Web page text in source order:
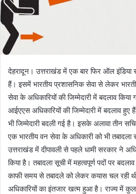
देहरादून। उत्तराखंड में एक बार फिर ऑल
हैं। इसमें भारतीय प्रशासनिक सेवा से लेकर
सेवा के अधिकारियों की जिम्मेदारी में बदलाव
आईएएस अधिकारियों की जिम्मेदारी में बदलाव हुए
भी जिम्मेदारी बदली गई है। इसके अलावा तीन
एक भारतीय वन सेवा के अधिकारी को भी तबादला
उत्तराखंड में दीपावली से पहले धामी सरकार ने
किया है। तबादला सूची में महत्वपूर्ण पदों पर
काफी समय से तबादले को लेकर कयास चल रही
अधिकारियों का इंतजार खत्म हुआ है। राज्य में